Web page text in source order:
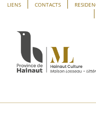
Panneau de gestion
Passer
contenu
LIENS CONTACTS